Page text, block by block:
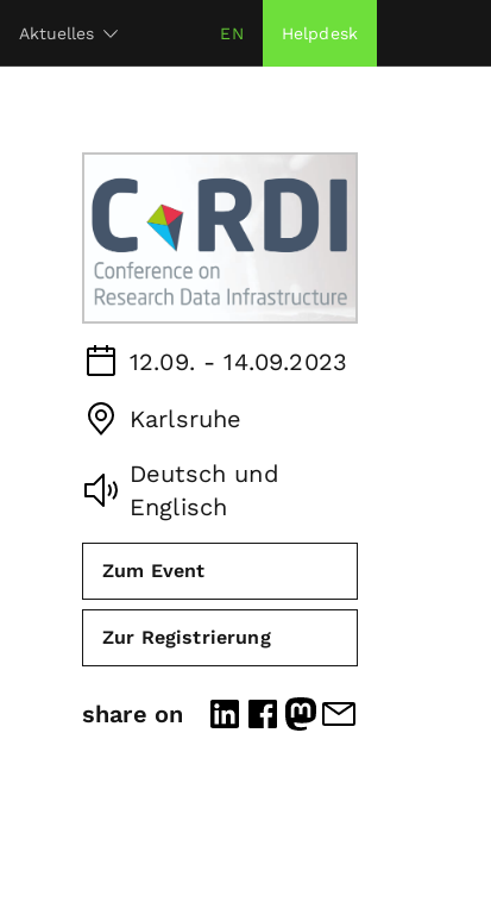
Aktuelles EN Helpdesk
12.09. - 14.09.2023
Karlsruhe
Deutsch und
Englisch
Zum Event
Zur Registrierung
share on